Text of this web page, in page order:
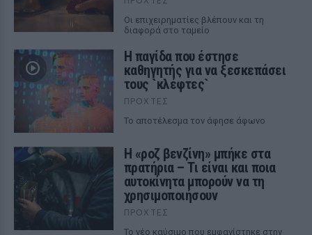
Οι επιχειρηματίες βλέπουν και τη
διαφορά στο ταμείο
Η παγίδα που έστησε
καθηγητής για να ξεσκεπάσει
τους `κλέφτες`
ΠΡΟΧΤΈΣ
Το αποτέλεσμα τον άφησε άφωνο
Η «ροζ βενζίνη» μπήκε στα
πρατήρια – Τι είναι και ποια
αυτοκίνητα μπορούν να τη
χρησιμοποιήσουν
ΠΡΟΧΤΈΣ
Το νέο καύσιμο που εμφανίστηκε στην